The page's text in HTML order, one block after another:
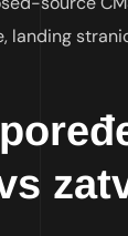
landing